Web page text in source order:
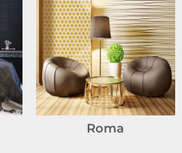
Roma